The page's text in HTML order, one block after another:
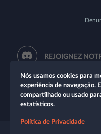
REJOIGNEZ
Nós usamos cookies para
experiência de navegação.
compartilhado ou usado
estatísticos.
Política de Privacidade